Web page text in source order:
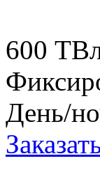
600
День/